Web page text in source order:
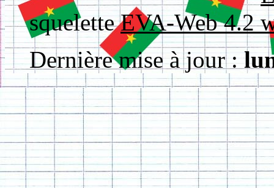
squeletteEVA-Web 4.2
Dernière mise à jour :